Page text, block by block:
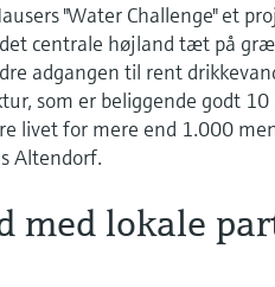
"Water Challenge" et
centrale højland tæt på
adgangen til rent
som er beliggende godt
livet for mere end 1.000
Altendorf.
med lokale